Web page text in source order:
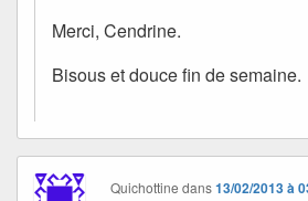
Merci, Cendrine.
Bisous et douce fin de semaine.
Quichottine dans13/02/2013 à